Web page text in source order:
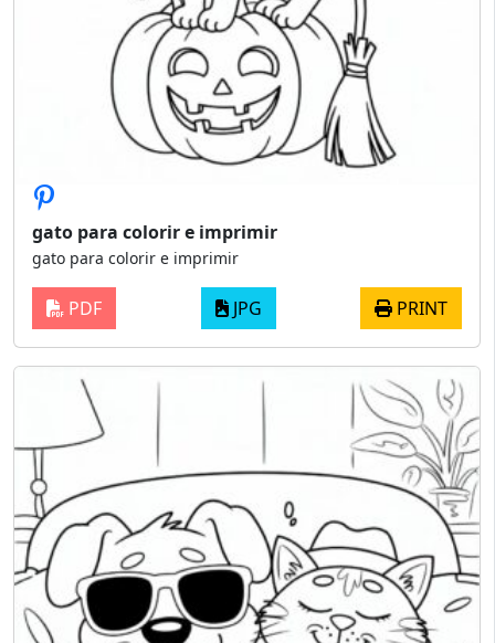
gato para colorir e imprimir
gato para colorir e imprimir
PDF JPG PRINT